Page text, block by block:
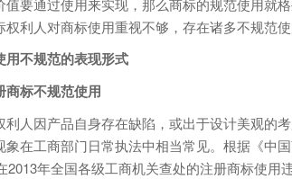
通过使用来实现，那么商标的规范使用就
权利人对商标使用重视不够，存在诸多不规范使
不规范的表现形式
标不规范使用
因产品自身存在缺陷，或出于设计美观的
象在工商部门日常执法中相当常见。根据《中
2013年全国各级工商机关查处的注册商标使用